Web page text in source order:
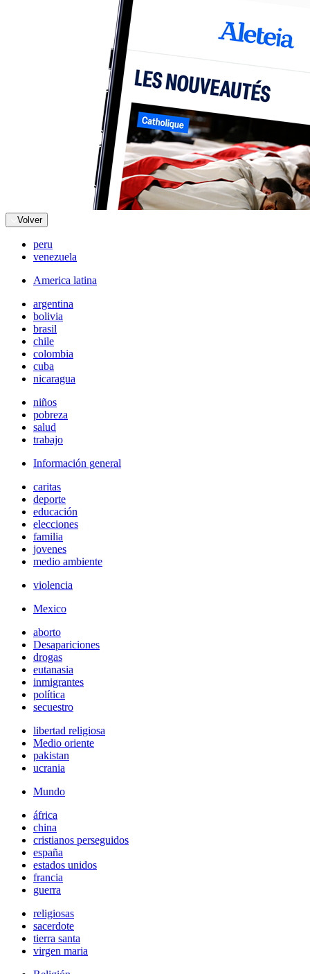
Volver
peru
venezuela
America latina
argentina
bolivia
brasil
chile
colombia
cuba
nicaragua
niños
pobreza
salud
trabajo
Información general
caritas
deporte
educación
elecciones
familia
jovenes
medio ambiente
violencia
Mexico
aborto
Desapariciones
drogas
eutanasia
inmigrantes
política
secuestro
libertad religiosa
Medio oriente
pakistan
ucrania
Mundo
áfrica
china
cristianos perseguidos
españa
estados unidos
francia
guerra
religiosas
sacerdote
tierra santa
virgen maria